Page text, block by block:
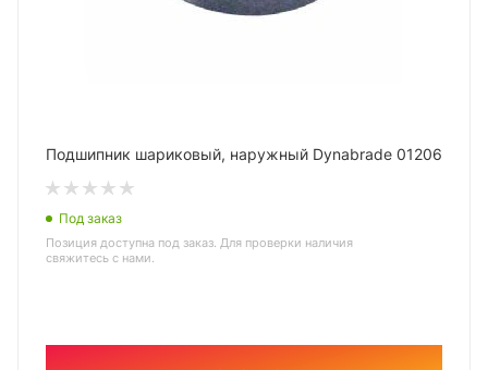
Подшипник шариковый, наружный Dynabrade 01206
Под заказ
Позиция доступна под заказ. Для проверки наличия
свяжитесь с нами.